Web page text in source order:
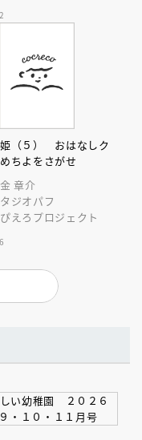
（５） おはなしク
ちよをさがせ
章介
ジオパフ
えろプロジェクト